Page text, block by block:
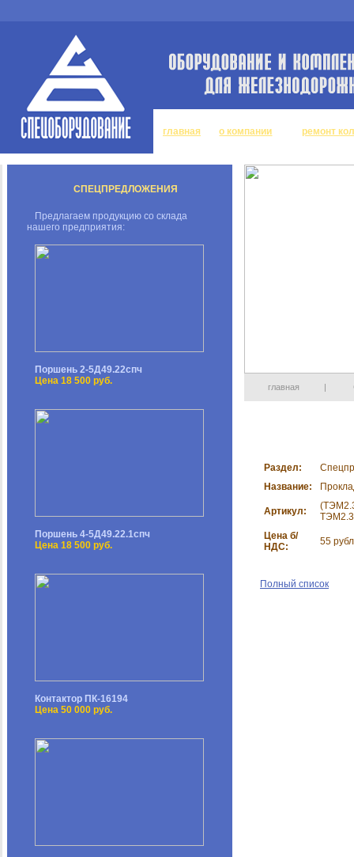
главная о компании ремонт
СПЕЦПРЕДЛОЖЕНИЯ
Предлагаем продукцию со склада
нашего предприятия:
Поршень 2-5Д49.22спч
Цена 18 500 руб.
Поршень 4-5Д49.22.1спч
Цена 18 500 руб.
Контактор ПК-16194
Цена 50 000 руб.
главная |
Раздел:
Название:
Артикул:
Цена б/
НДС:
55
Полный список